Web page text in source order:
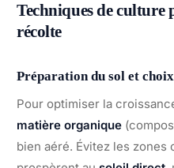
Techniques de
récolte
Préparation du sol et
Pour optimiser la
matière organique
bien aéré. Évitez les zones